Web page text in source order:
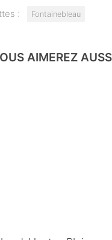
: Fontainebleau
AIMEREZ